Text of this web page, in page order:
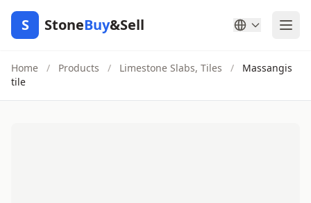
S StoneBuy&Sell
Home / Products / Limestone Slabs, Tiles /
Massangis
tile